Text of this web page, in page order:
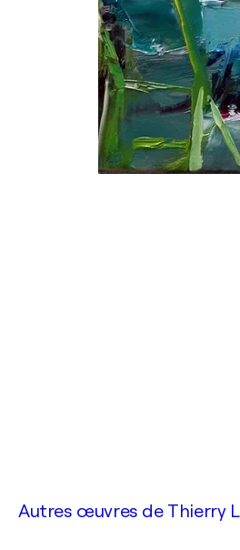
Autres œuvres de Thierry